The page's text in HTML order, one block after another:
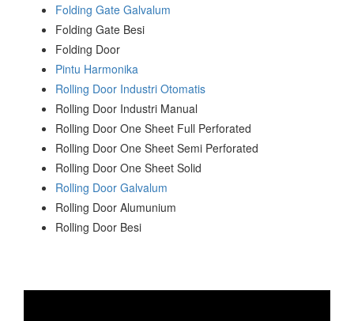
Folding Gate Galvalum
Folding Gate Besi
Folding Door
Pintu Harmonika
Rolling Door Industri Otomatis
Rolling Door Industri Manual
Rolling Door One Sheet Full Perforated
Rolling Door One Sheet Semi Perforated
Rolling Door One Sheet Solid
Rolling Door Galvalum
Rolling Door Alumunium
Rolling Door Besi